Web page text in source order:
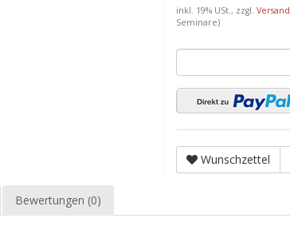
inkl. 19% USt., zzgl. Versand
Seminare)
Wunschzettel
Bewertungen (0)